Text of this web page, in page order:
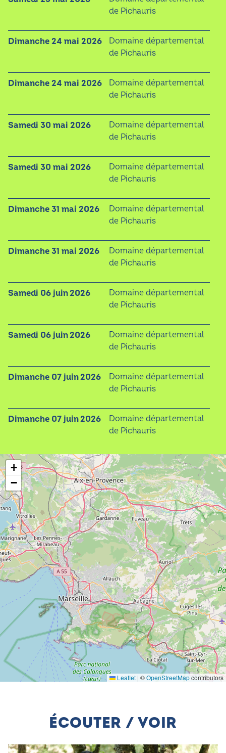
de Pichauris
dimanche 24 mai 2026
Domaine départemental
de Pichauris
dimanche 24 mai 2026
Domaine départemental
de Pichauris
samedi 30 mai 2026
Domaine départemental
de Pichauris
samedi 30 mai 2026
Domaine départemental
de Pichauris
dimanche 31 mai 2026
Domaine départemental
de Pichauris
dimanche 31 mai 2026
Domaine départemental
de Pichauris
samedi 06 juin 2026
Domaine départemental
de Pichauris
samedi 06 juin 2026
Domaine départemental
de Pichauris
dimanche 07 juin 2026
Domaine départemental
de Pichauris
dimanche 07 juin 2026
Domaine départemental
de Pichauris
+
−
Leaflet | ©OpenStreetMapcontributors
ÉCOUTER / VOIR